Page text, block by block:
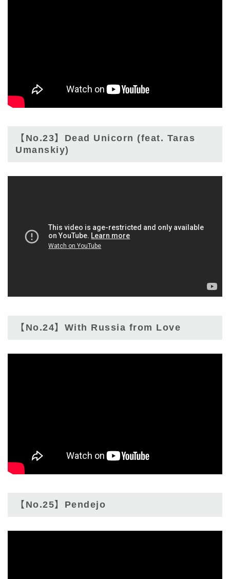
【No.23】Dead Unicorn (feat. Taras
Umanskiy)
【No.24】With Russia from Love
【No.25】Pendejo